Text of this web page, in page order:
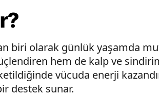
biri olarak günlük yaşamda
hem de kalp ve sindirim
vücuda enerji
destek sunar.